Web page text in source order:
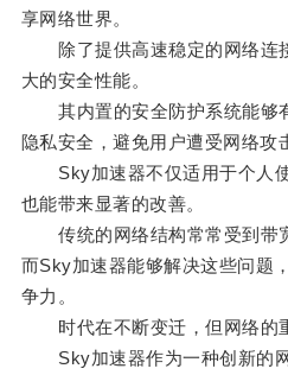
享网络世界。
除了提供高速稳定的网络连
大的安全性能。
其内置的安全防护系统能够
隐私安全，避免用户遭受网络攻
Sky加速器不仅适用于个人使
也能带来显著的改善。
传统的网络结构常常受到带
而Sky加速器能够解决这些问题
争力。
时代在不断变迁，但网络的重
Sky加速器作为一种创新的网